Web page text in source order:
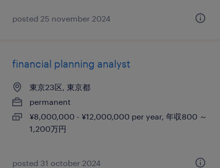
posted 25 november 2024
financial planning analyst
東京23区, 東京都
permanent
¥8,000,000 - ¥12,000,000 per year, 年収800 ～
1,200万円
posted 31 october 2024